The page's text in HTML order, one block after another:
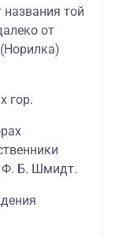
названия той
от
гор.
Ф. Б. Шмидт.